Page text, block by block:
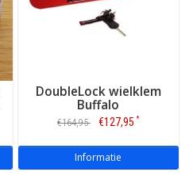
DoubleLock wielklem
Buffalo
€164,95 €127,95 *
Informatie